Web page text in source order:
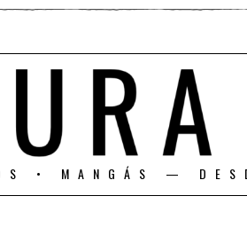
• MANGÁS —